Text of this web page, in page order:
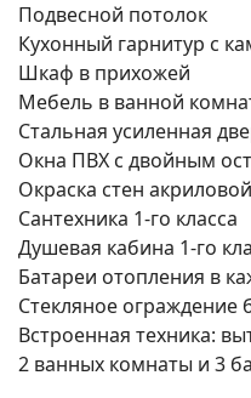
Подвесной потолок
Кухонный гарнитур с
Шкаф в прихожей
Мебель в ванной
Стальная усиленная
Окна ПВХ с двойным
Окраска стен
Сантехника 1-го класса
Душевая кабина 1-го
Батареи отопления в
Стекляное ограждение
Встроенная техника:
2 ванных комнаты и 3